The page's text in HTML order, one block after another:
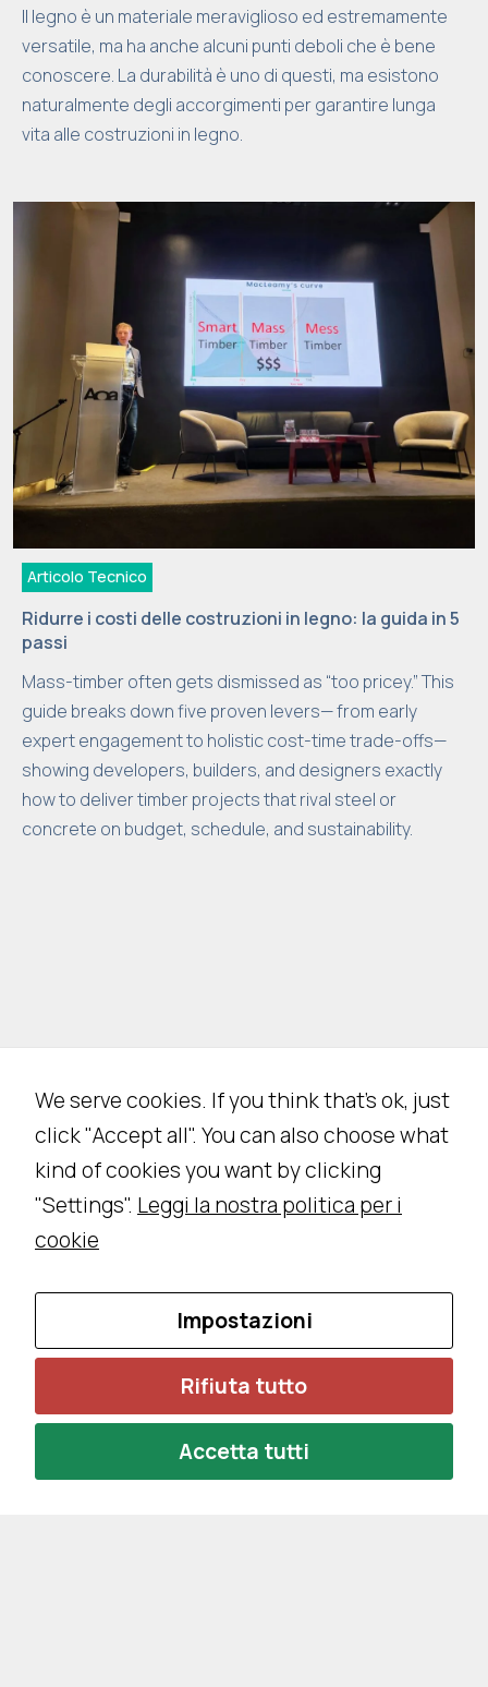
Il legno è un materiale meraviglioso ed estremamente
versatile, ma ha anche alcuni punti deboli che è bene
conoscere. La durabilità è uno di questi, ma esistono
naturalmente degli accorgimenti per garantire lunga
vita alle costruzioni in legno.
Articolo Tecnico
Ridurre i costi delle costruzioni in legno: la guida in 5
passi
Mass-timber often gets dismissed as “too pricey.” This
guide breaks down five proven levers— from early
expert engagement to holistic cost-time trade-offs—
showing developers, builders, and designers exactly
how to deliver timber projects that rival steel or
concrete on budget, schedule, and sustainability.
We serve cookies. If you think that's ok, just
click "Accept all". You can also choose what
kind of cookies you want by clicking
"Settings". Leggi la nostra politica per i
cookie
Impostazioni
Rifiuta tutto
Accetta tutti